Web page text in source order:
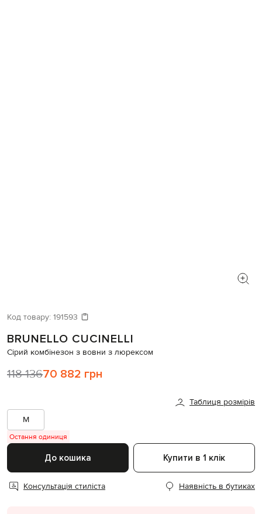
Код товару: 191593
BRUNELLO CUCINELLI
Сірий комбінезон з вовни з люрексом
118 13670 882 грн
Таблиця розмірів
M
Остання одиниця
До кошика Купити в 1 клік
Консультація стиліста Наявність в бутиках